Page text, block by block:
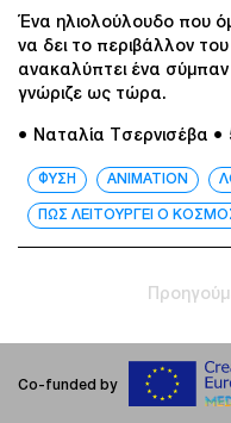
Ένα ηλιολούλουδο που
να δει το περιβάλλον
ανακαλύπτει ένα
γνώριζε ως τώρα.
● Ναταλία Τσερνισέβα ●
ΦΥΣΗ ANIMATION
ΠΩΣ ΛΕΙΤΟΥΡΓΕΙ Ο
Co-funded by